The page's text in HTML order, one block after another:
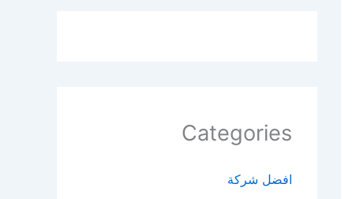
Categories
افضل شركة